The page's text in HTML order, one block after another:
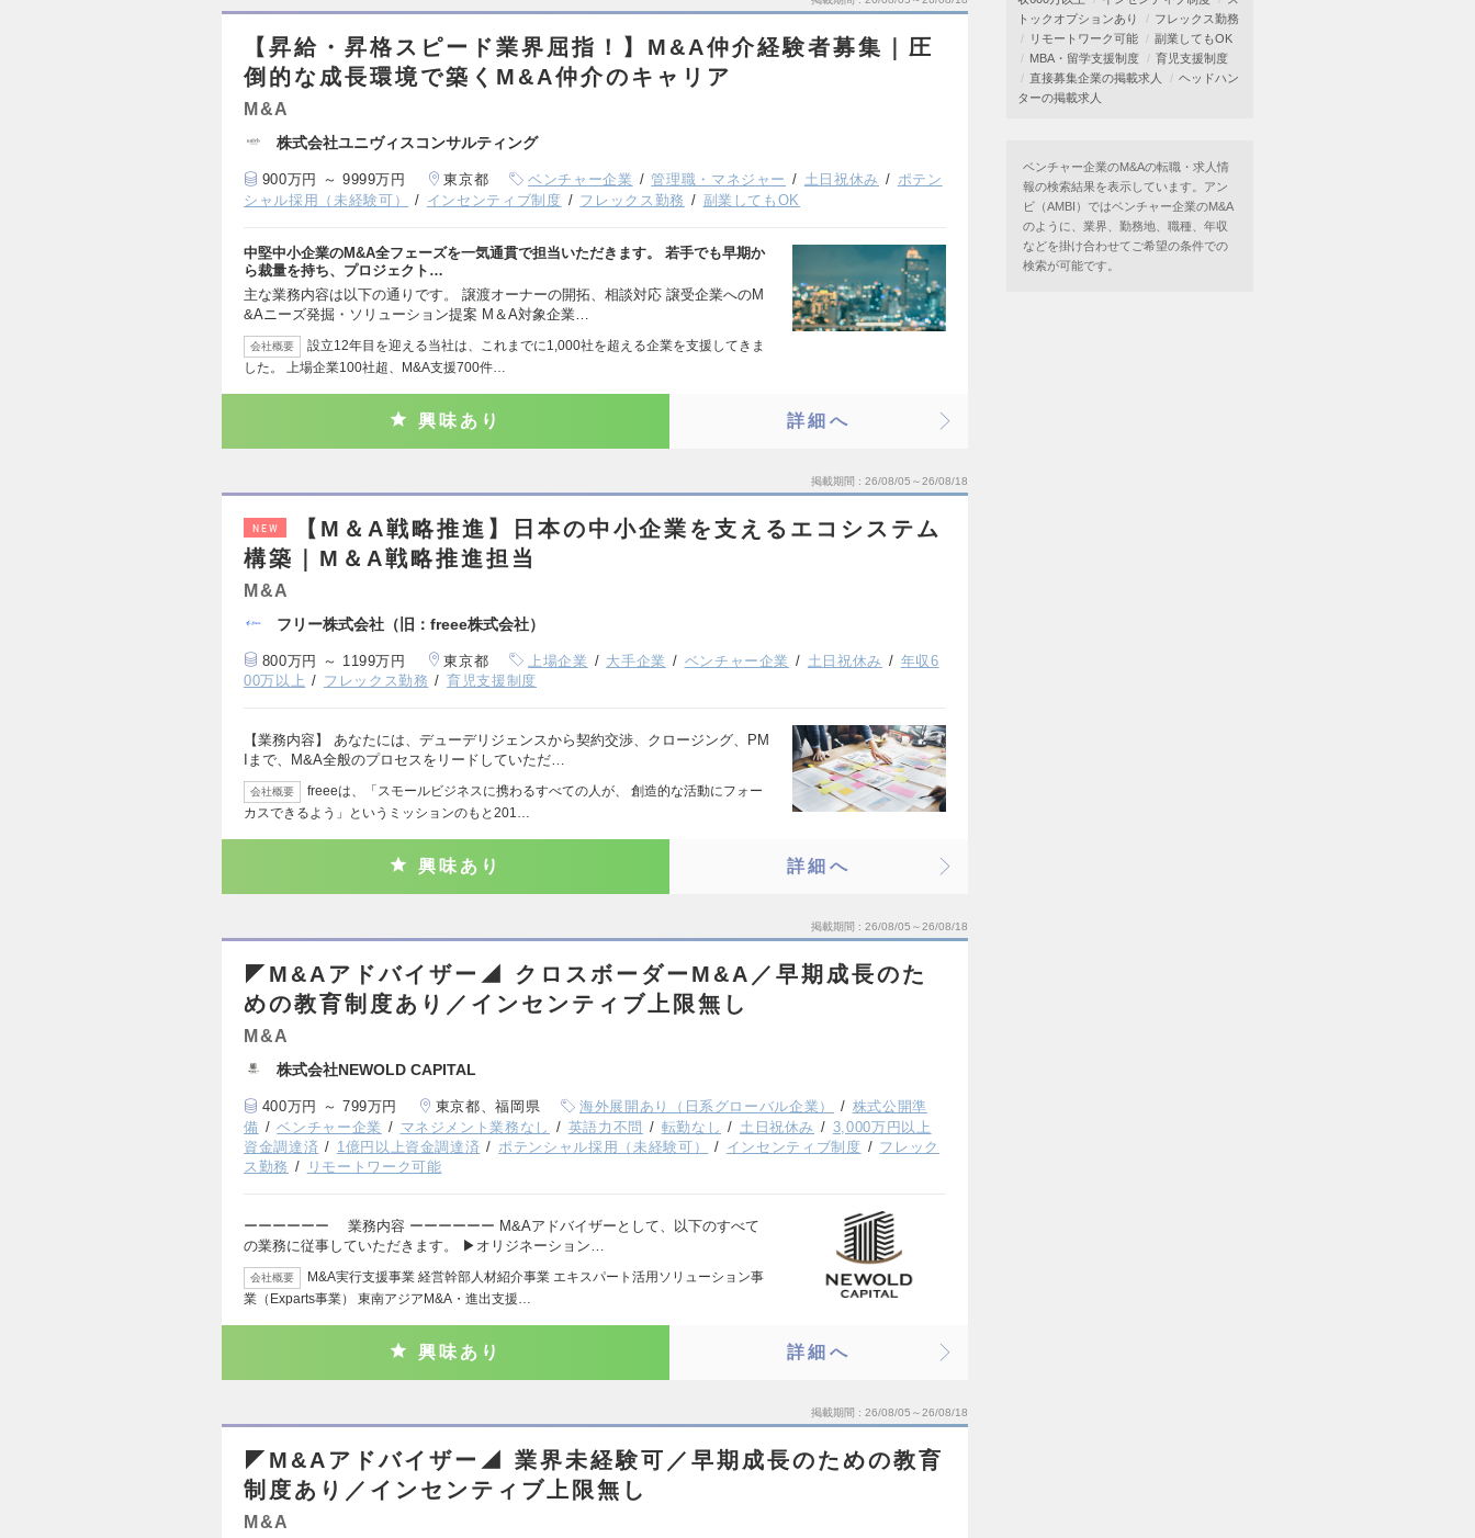
【昇給・昇格スピード業界屈指！】M&A仲介経験者募集｜圧
倒的な成長環境で築くM&A仲介のキャリア
M&A
株式会社ユニヴィスコンサルティング
900万円 ～ 9999万円 東京都 ベンチャー企業 管理職・マネジャー 土日祝休み
ポテン
シャル採用（未経験可）
インセンティブ制度 フレックス勤務 副業してもOK
中堅中小企業のM&A全フェーズを一気通貫で担当いただきます。 若手でも早期か
ら裁量を持ち、プロジェクト…
主な業務内容は以下の通りです。 譲渡オーナーの開拓、相談対応 譲受企業へのM
&Aニーズ発掘・ソリューション提案 M＆A対象企業…
会社概要
設立12年目を迎える当社は、これまでに1,000社を超える企業を支援してきま
した。 上場企業100社超、M&A支援700件…
興味あり 詳細へ
掲載期間 26/08/05～26/08/18
NEW
【M＆A戦略推進】日本の中小企業を支えるエコシステム
構築｜M＆A戦略推進担当
M&A
フリー株式会社（旧：freee株式会社）
800万円 ～ 1199万円 東京都 上場企業 大手企業 ベンチャー企業 土日祝休み
年収6
00万以上
フレックス勤務 育児支援制度
【業務内容】 あなたには、デューデリジェンスから契約交渉、クロージング、PM
Iまで、M&A全般のプロセスをリードしていただ…
会社概要
freeeは、「スモールビジネスに携わるすべての人が、 創造的な活動にフォー
カスできるよう」というミッションのもと201…
興味あり 詳細へ
掲載期間 26/08/05～26/08/18
◤M&Aアドバイザー◢ クロスボーダーM&A／早期成長のた
めの教育制度あり／インセンティブ上限無し
M&A
株式会社NEWOLD CAPITAL
400万円 ～ 799万円 東京都、福岡県 海外展開あり（日系グローバル企業）
株式公開準
備
ベンチャー企業 マネジメント業務なし 英語力不問 転勤なし 土日祝休み
3,000万円以上
資金調達済
1億円以上資金調達済 ポテンシャル採用（未経験可） インセンティブ制度
フレック
ス勤務
リモートワーク可能
ーーーーーー 業務内容 ーーーーーー M&Aアドバイザーとして、以下のすべて
の業務に従事していただきます。 ▶オリジネーション…
会社概要
M&A実行支援事業 経営幹部人材紹介事業 エキスパート活用ソリューション事
業（Exparts事業） 東南アジアM&A・進出支援…
興味あり 詳細へ
掲載期間 26/08/05～26/08/18
◤M&Aアドバイザー◢ 業界未経験可／早期成長のための教育
制度あり／インセンティブ上限無し
M&A
トックオプションあり
フレックス勤務
リモートワーク可能
副業してもOK
MBA・留学支援制度
育児支援制度
直接募集企業の掲載求人
ヘッドハン
ターの掲載求人
ベンチャー企業のM&Aの転職・求人情
報の検索結果を表示しています。アン
ビ（AMBI）ではベンチャー企業のM&A
のように、業界、勤務地、職種、年収
などを掛け合わせてご希望の条件での
検索が可能です。